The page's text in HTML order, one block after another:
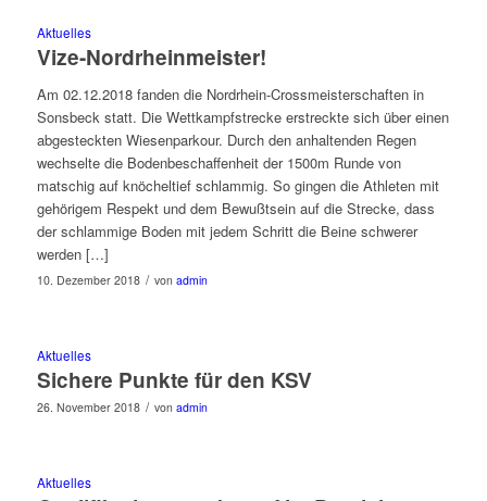
Aktuelles
Vize-Nordrheinmeister!
Am 02.12.2018 fanden die Nordrhein-Crossmeisterschaften in
Sonsbeck statt. Die Wettkampfstrecke erstreckte sich über einen
abgesteckten Wiesenparkour. Durch den anhaltenden Regen
wechselte die Bodenbeschaffenheit der 1500m Runde von
matschig auf knöcheltief schlammig. So gingen die Athleten mit
gehörigem Respekt und dem Bewußtsein auf die Strecke, dass
der schlammige Boden mit jedem Schritt die Beine schwerer
werden […]
10. Dezember 2018 / von admin
Aktuelles
Sichere Punkte für den KSV
26. November 2018 / von admin
Aktuelles